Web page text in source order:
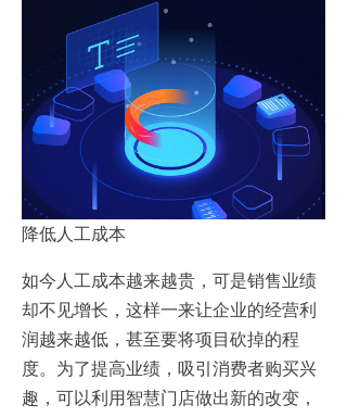
降低人工成本
如今人工成本越来越贵，可是销售业绩
却不见增长，这样一来让企业的经营利
润越来越低，甚至要将项目砍掉的程
度。为了提高业绩，吸引消费者购买兴
趣，可以利用智慧门店做出新的改变，